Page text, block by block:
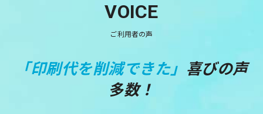
VOICE
ご利用者の声
「印刷代を削減できた」 喜びの声
多数！